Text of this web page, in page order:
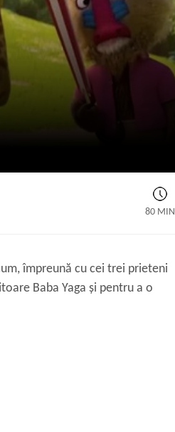
80 MIN
împreună cu cei trei prieteni
Baba Yaga și pentru a o